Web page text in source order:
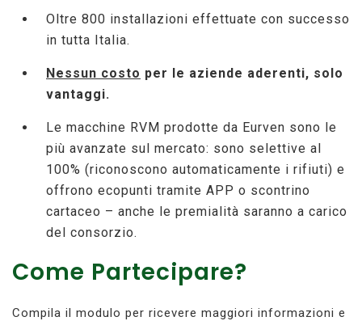
Oltre 800 installazioni effettuate con successo
in tutta Italia.
Nessun costo per le aziende aderenti, solo
vantaggi.
Le macchine RVM prodotte da Eurven sono le
più avanzate sul mercato: sono selettive al
100% (riconoscono automaticamente i rifiuti) e
offrono ecopunti tramite APP o scontrino
cartaceo – anche le premialità saranno a carico
del consorzio.
Come Partecipare?
Compila il modulo per ricevere maggiori informazioni e